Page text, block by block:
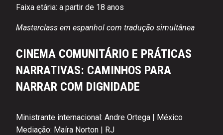
Faixa etária: a partir de 18 anos
Masterclass em espanhol com tradução simultânea
CINEMA COMUNITÁRIO E PRÁTICAS
NARRATIVAS: CAMINHOS PARA
NARRAR COM DIGNIDADE
Ministrante internacional: Andre Ortega | México
Mediação: Maíra Norton | RJ